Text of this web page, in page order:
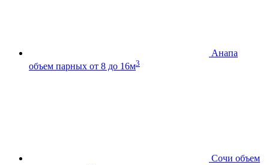
Анапа
объем парных от 8 до 16м3
Сочи объем